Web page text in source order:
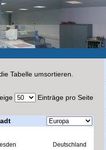
Tabelle umsortieren.
Einträge pro Seite
Deutschland